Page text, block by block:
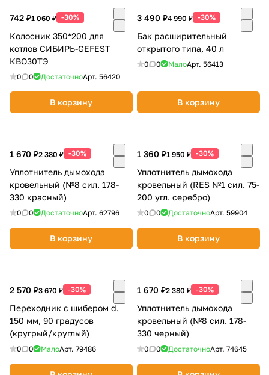
742 ₽1 060 ₽ -30%
Колосник 350*200 для
котлов СИБИРЬ-GEFEST
КВО30ТЭ
0 0 ДостаточноАрт. 56420
В корзину
3 490 ₽4 990 ₽ -30%
Бак расширительный
открытого типа, 40 л
0 0 МалоАрт. 56413
В корзину
1 670 ₽2 380 ₽ -30%
Уплотнитель дымохода
кровельный (№8 сил. 178-
330 красный)
0 0 ДостаточноАрт. 62796
В корзину
1 360 ₽1 950 ₽ -30%
Уплотнитель дымохода
кровельный (RES №1 сил. 75-
200 угл. серебро)
0 0 ДостаточноАрт. 59904
В корзину
2 570 ₽3 670 ₽ -30%
Переходник с шибером d.
150 мм, 90 градусов
(кругрый/круглый)
0 0 МалоАрт. 79486
1 670 ₽2 380 ₽ -30%
Уплотнитель дымохода
кровельный (№8 сил. 178-
330 черный)
0 0 ДостаточноАрт. 74645
об оплате Плайтом
раз в 2
раз в 2 недели
Остались вопросы?
8 800 302-02-51